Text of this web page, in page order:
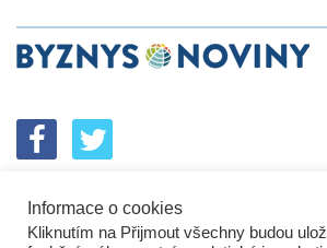
SPOLUPRÁCE PODPORA
ENERGETICKÝ SROVNÁVAČ
KORPORÁTNÍ
Informace o cookies
Kliknutím na Přijmout všechny budou